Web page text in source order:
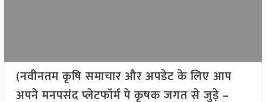
(नवीनतम कृषि समाचार और अपडेट के लिए आप
अपने मनपसंद प्लेटफॉर्म पे कृषक जगत से जुड़े –